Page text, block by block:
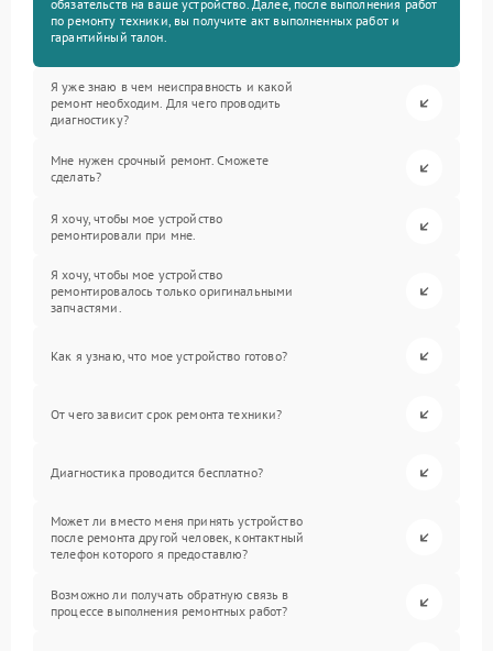
обязательств на ваше устройство. Далее, после выполнения работ
по ремонту техники, вы получите акт выполненных работ и
гарантийный талон.
Я уже знаю в чем неисправность и какой
ремонт необходим. Для чего проводить
диагностику?
Мне нужен срочный ремонт. Сможете
сделать?
Я хочу, чтобы мое устройство
ремонтировали при мне.
Я хочу, чтобы мое устройство
ремонтировалось только оригинальными
запчастями.
Как я узнаю, что мое устройство готово?
От чего зависит срок ремонта техники?
Диагностика проводится бесплатно?
Может ли вместо меня принять устройство
после ремонта другой человек, контактный
телефон которого я предоставлю?
Возможно ли получать обратную связь в
процессе выполнения ремонтных работ?